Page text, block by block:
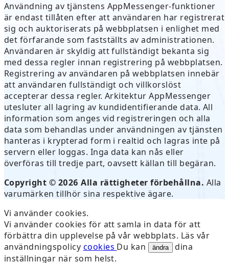
Användning av tjänstens AppMessenger-funktioner
är endast tillåten efter att användaren har registrerat
sig och auktoriserats på webbplatsen i enlighet med
det förfarande som fastställts av administrationen.
Användaren är skyldig att fullständigt bekanta sig
med dessa regler innan registrering på webbplatsen.
Registrering av användaren på webbplatsen innebär
att användaren fullständigt och villkorslöst
accepterar dessa regler. Arkitektur AppMessenger
utesluter all lagring av kundidentifierande data. All
information som anges vid registreringen och alla
data som behandlas under användningen av tjänsten
hanteras i krypterad form i realtid och lagras inte på
servern eller loggas. Inga data kan nås eller
överföras till tredje part, oavsett källan till begäran.
Copyright © 2026 Alla rättigheter förbehållna. Alla
varumärken tillhör sina respektive ägare.
Vi använder cookies.
Vi använder cookies för att samla in data för att
förbättra din upplevelse på vår webbplats. Läs vår
användningspolicy cookies Du kan ändra dina
inställningar när som helst.